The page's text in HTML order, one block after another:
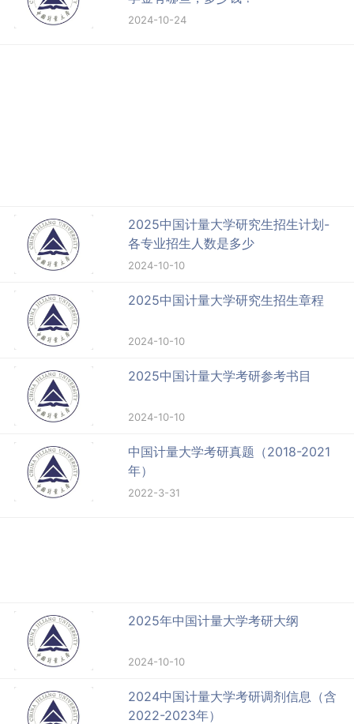
2024-10-24
2025中国计量大学研究生招生计划-
各专业招生人数是多少
2024-10-10
2025中国计量大学研究生招生章程
2024-10-10
2025中国计量大学考研参考书目
2024-10-10
中国计量大学考研真题（2018-2021
年）
2022-3-31
2025年中国计量大学考研大纲
2024-10-10
2024中国计量大学考研调剂信息（含
2022-2023年）